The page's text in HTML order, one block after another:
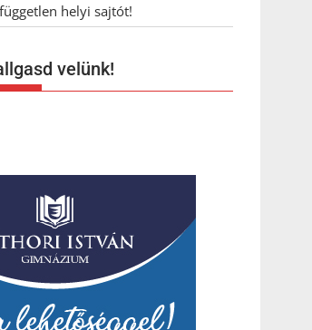
helyi sajtót!
velünk!